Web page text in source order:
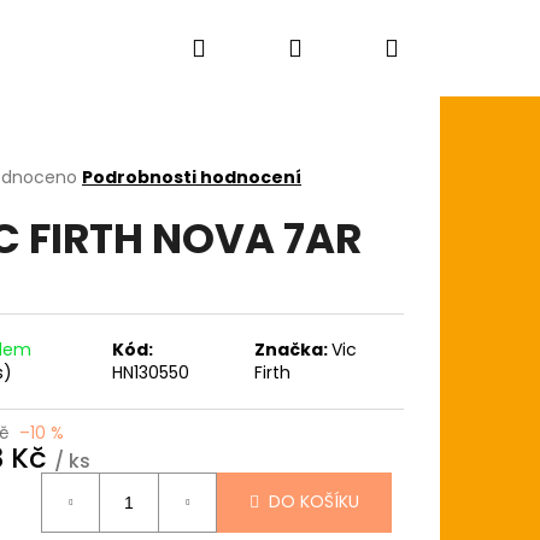
Hledat PřihlášeníNákupní
Podrobnosti hodnocení
FIRTH NOVA 7AR
Kód:
HN130550
Značka:Vic
Firth
–10 %
Kč / ks
DO KOŠÍKU